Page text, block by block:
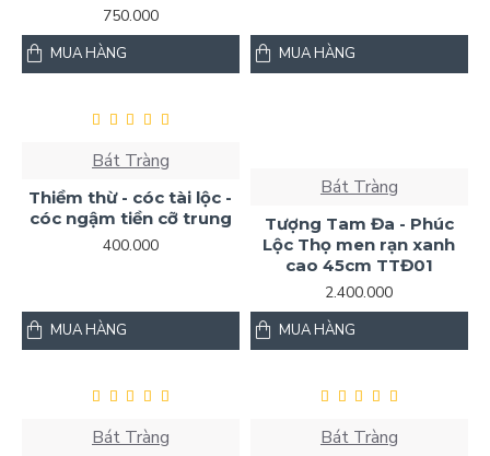
750.000
MUA HÀNG MUA HÀNG
Bát Tràng
Thiềm thừ - cóc tài lộc -
cóc ngậm tiền cỡ trung
400.000
MUA HÀNG
Bát Tràng
Tượng Tam Đa - Phúc
Lộc Thọ men rạn xanh
cao 45cm TTĐ01
2.400.000
MUA HÀNG
Bát Tràng Bát Tràng